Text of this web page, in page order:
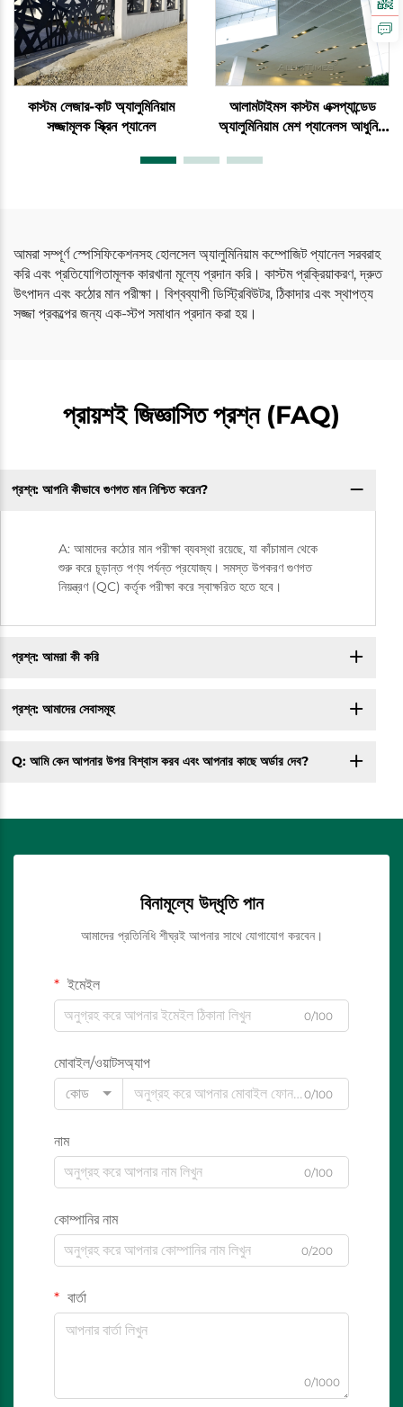
কাস্টম লেজার-কাট অ্যালুমিনিয়াম
সজ্জামূলক স্ক্রিন প্যানেল
আলামটাইমস কাস্টম এক্সপ্যান্ডেড
অ্যালুমিনিয়াম মেশ প্যানেলস আধুনিক
আমরা সম্পূর্ণ স্পেসিফিকেশনসহ হোলসেল অ্যালুমিনিয়াম কম্পোজিট প্যানেল সরবরাহ
করি এবং প্রতিযোগিতামূলক কারখানা মূল্যে প্রদান করি। কাস্টম প্রক্রিয়াকরণ, দ্রুত
উৎপাদন এবং কঠোর মান পরীক্ষা। বিশ্বব্যাপী ডিস্ট্রিবিউটর, ঠিকাদার এবং স্থাপত্য
সজ্জা প্রকল্পের জন্য এক-স্টপ সমাধান প্রদান করা হয়।
প্রায়শই জিজ্ঞাসিত প্রশ্ন (FAQ)
প্রশ্ন: আপনি কীভাবে গুণগত মান নিশ্চিত করেন?
A: আমাদের কঠোর মান পরীক্ষা ব্যবস্থা রয়েছে, যা কাঁচামাল থেকে
শুরু করে চূড়ান্ত পণ্য পর্যন্ত প্রযোজ্য। সমস্ত উপকরণ গুণগত
নিয়ন্ত্রণ (QC) কর্তৃক পরীক্ষা করে স্বাক্ষরিত হতে হবে।
প্রশ্ন: আমরা কী করি
প্রশ্ন: আমাদের সেবাসমূহ
Q: আমি কেন আপনার উপর বিশ্বাস করব এবং আপনার কাছে অর্ডার দেব?
বিনামূল্যে উদ্ধৃতি পান
আমাদের প্রতিনিধি শীঘ্রই আপনার সাথে যোগাযোগ করবেন।
ইমেইল
0/100
মোবাইল/ওয়াটসঅ্যাপ
কোড
0/100
নাম
0/100
কোম্পানির নাম
0/200
বার্তা
0/1000